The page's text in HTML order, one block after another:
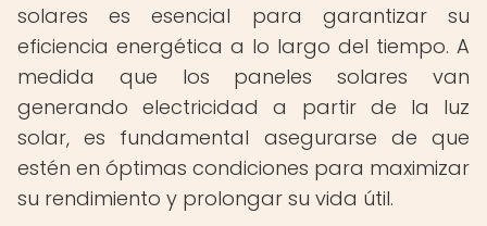
solares es esencial para garantizar su
eficiencia energética a lo largo del tiempo. A
medida que los paneles solares van
generando electricidad a partir de la luz
solar, es fundamental asegurarse de que
estén en óptimas condiciones para maximizar
su rendimiento y prolongar su vida útil.